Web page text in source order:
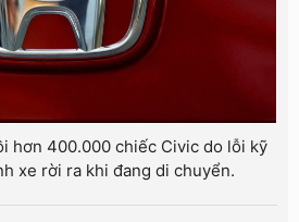
hơn 400.000 chiếc Civic do lỗi kỹ
xe rời ra khi đang di chuyển.